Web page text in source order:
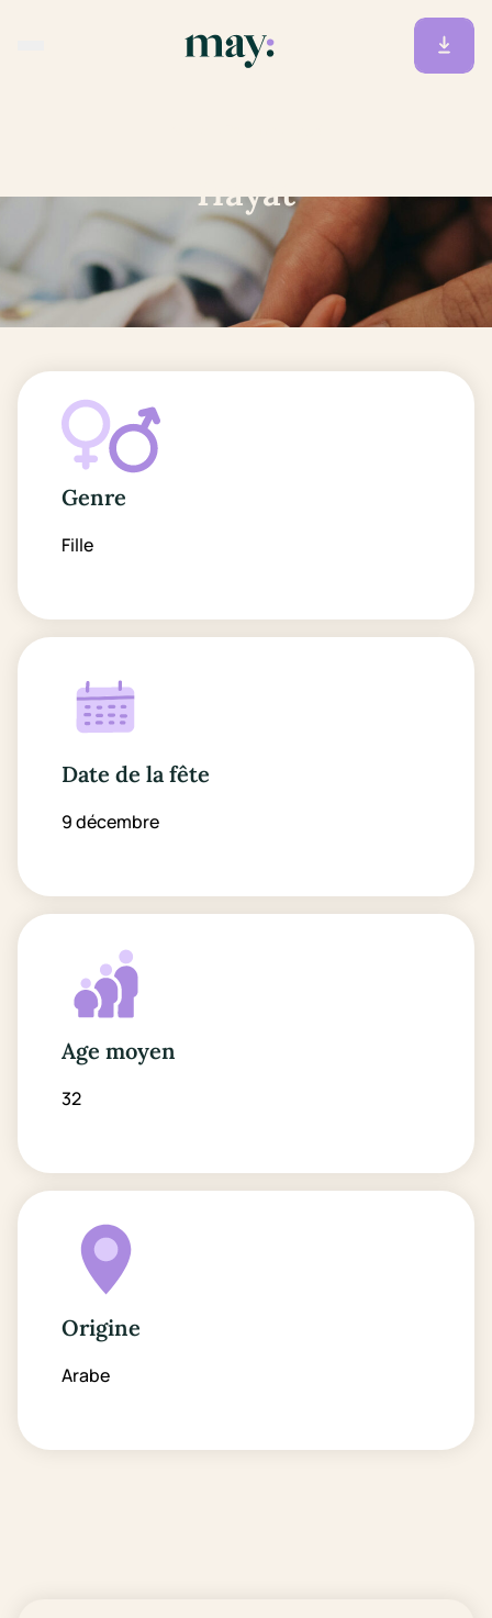
Hayat
Genre
Fille
Date de la fête
9 décembre
Age moyen
32
Origine
Arabe